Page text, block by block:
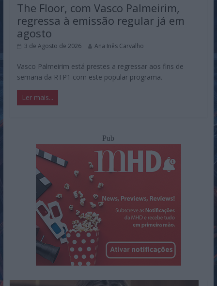
The Floor, com Vasco Palmeirim,
regressa à emissão regular já em
agosto
3 de Agosto de 2026 Ana Inês Carvalho
Vasco Palmeirim está prestes a regressar aos fins de
semana da RTP1 com este popular programa.
Ler mais...
Pub